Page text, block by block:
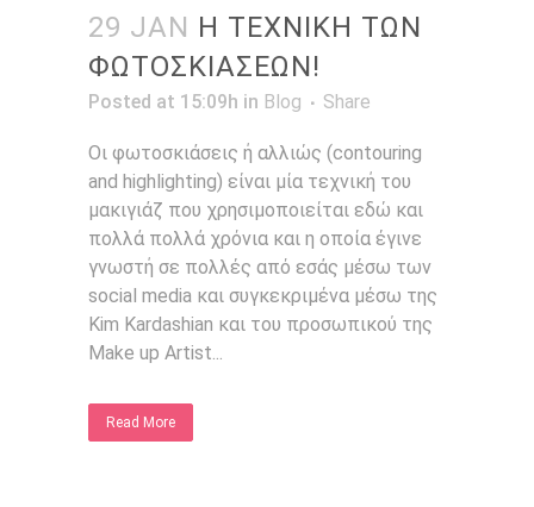
29 JAN Η ΤΕΧΝΙΚΗ ΤΩΝ
ΦΩΤΟΣΚΙΑΣΕΩΝ!
Posted at 15:09h in Blog Share
Οι φωτοσκιάσεις ή αλλιώς (contouring
and highlighting) είναι μία τεχνική του
μακιγιάζ που χρησιμοποιείται εδώ και
πολλά πολλά χρόνια και η οποία έγινε
γνωστή σε πολλές από εσάς μέσω των
social media και συγκεκριμένα μέσω της
Kim Kardashian και του προσωπικού της
Make up Artist...
Read More